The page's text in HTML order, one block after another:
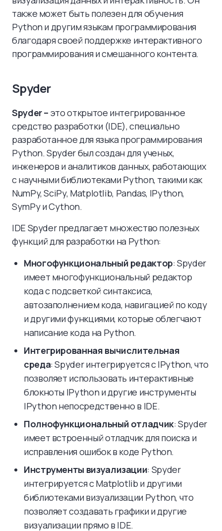
также может быть полезен для обучения
Python и другим языкам программирования
благодаря своей поддержке интерактивного
программирования и смешанного контента.
Spyder
Spyder – это открытое интегрированное
средство разработки (IDE), специально
разработанное для языка программирования
Python. Spyder был создан для ученых,
инженеров и аналитиков данных, работающих
с научными библиотеками Python, такими как
NumPy, SciPy, Matplotlib, Pandas, IPython,
SymPy и Cython.
IDE Spyder предлагает множество полезных
функций для разработки на Python:
Многофункциональный редактор: Spyder
имеет многофункциональный редактор
кода с подсветкой синтаксиса,
автозаполнением кода, навигацией по коду
и другими функциями, которые облегчают
написание кода на Python.
Интегрированная вычислительная
среда: Spyder интегрируется с IPython, что
позволяет использовать интерактивные
блокноты IPython и другие инструменты
IPython непосредственно в IDE.
Полнофункциональный отладчик: Spyder
имеет встроенный отладчик для поиска и
исправления ошибок в коде Python.
Инструменты визуализации: Spyder
интегрируется с Matplotlib и другими
библиотеками визуализации Python, что
позволяет создавать графики и другие
визуализации прямо в IDE.